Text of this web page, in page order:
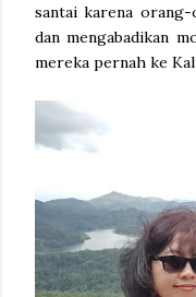
santai karena
dan mengabadikan
mereka pernah ke